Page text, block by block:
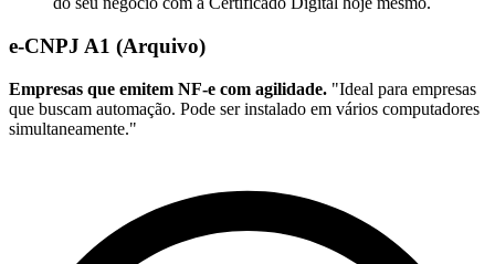
e-CNPJ A1 (Arquivo)
Empresas que emitem NF-e com agilidade. "Ideal para empresas
que buscam automação. Pode ser instalado em vários computadores
simultaneamente."